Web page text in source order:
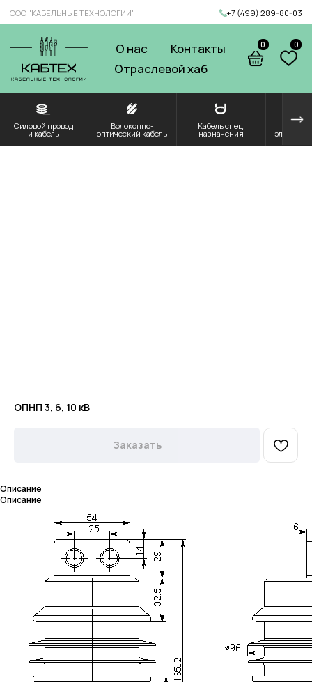
ООО "КАБЕЛЬНЫЕ ТЕХНОЛОГИИ"
Отраслевой хаб
ОПНП 3, 6, 10 кВ
Заказать
Описание
Описание